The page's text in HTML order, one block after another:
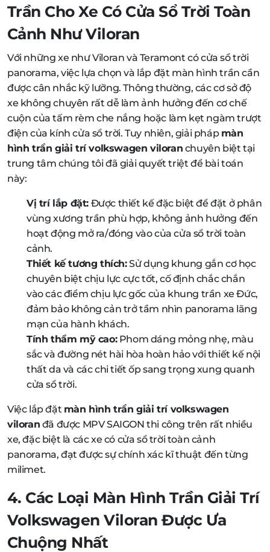
Trần Cho Xe Có Cửa Sổ Trời Toàn
Cảnh Như Viloran
Với những xe như Viloran và Teramont có cửa sổ trời
panorama, việc lựa chọn và lắp đặt màn hình trần cần
được cân nhắc kỹ lưỡng. Thông thường, các cơ sở độ
xe không chuyên rất dễ làm ảnh hưởng đến cơ chế
cuộn của tấm rèm che nắng hoặc làm kẹt ngàm trượt
điện của kính cửa sổ trời. Tuy nhiên, giải pháp màn
hình trần giải trí volkswagen viloran chuyên biệt tại
trung tâm chúng tôi đã giải quyết triệt để bài toán
này:
Vị trí lắp đặt: Được thiết kế đặc biệt để đặt ở phân
vùng xương trần phù hợp, không ảnh hưởng đến
hoạt động mở ra/đóng vào của cửa sổ trời toàn
cảnh.
Thiết kế tương thích:Sử dụng khung gắn cơ học
chuyên biệt chịu lực cực tốt, cố định chắc chắn
vào các điểm chịu lực gốc của khung trần xe Đức,
đảm bảo không cản trở tầm nhìn panorama lãng
mạn của hành khách.
Tính thẩm mỹ cao:Phom dáng mỏng nhẹ, màu
sắc và đường nét hài hòa hoàn hảo với thiết kế nội
thất da và các chi tiết ốp sang trọng xung quanh
cửa sổ trời.
Việc lắp đặt màn hình trần giải trí volkswagen
viloran đã được MPV SAIGON thi công trên rất nhiều
xe, đặc biệt là các xe có cửa sổ trời toàn cảnh
panorama, đạt được sự chính xác kĩ thuật đến từng
milimet.
4. Các Loại Màn Hình Trần Giải Trí
Volkswagen Viloran Được Ưa
Chuộng Nhất